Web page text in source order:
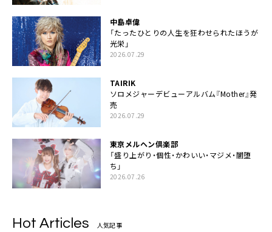
中島卓偉
「たったひとりの人生を狂わせられたほうが
光栄」
2026.07.29
TAIRIK
ソロメジャーデビューアルバム『Mother』発
売
2026.07.29
東京メルヘン倶楽部
「盛り上がり・個性・かわいい・マジメ・闇堕
ち」
2026.07.26
Hot Articles 人気記事